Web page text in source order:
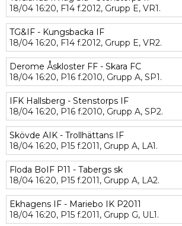
18/04 16:20, F14 f.2012, Grupp E, VR1.
TG&IF - Kungsbacka IF
18/04 16:20, F14 f.2012, Grupp E, VR2.
Derome Åskloster FF - Skara FC
18/04 16:20, P16 f.2010, Grupp A, SP1.
IFK Hallsberg - Stenstorps IF
18/04 16:20, P16 f.2010, Grupp A, SP2.
Skövde AIK - Trollhättans IF
18/04 16:20, P15 f.2011, Grupp A, LA1.
Floda BoIF P11 - Tabergs sk
18/04 16:20, P15 f.2011, Grupp A, LA2.
Ekhagens IF - Mariebo IK P2011
18/04 16:20, P15 f.2011, Grupp G, UL1.